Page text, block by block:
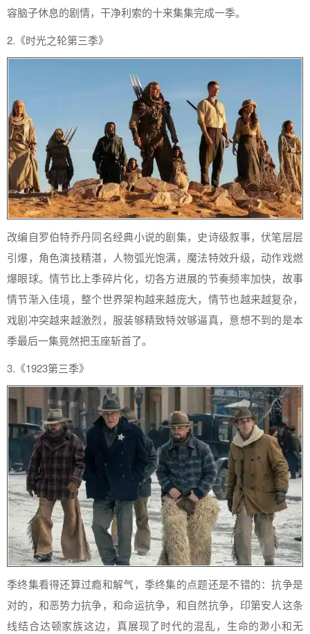
容脑子休息的剧情，干净利索的十来集集完成一季。
2.《时光之轮第三季》
改编自罗伯特乔丹同名经典小说的剧集，史诗级叙事，伏笔层层
引爆，角色演技精湛，人物弧光饱满，魔法特效升级，动作戏燃
爆眼球。情节比上季碎片化，切各方进展的节奏频率加快，故事
情节渐入佳境，整个世界架构越来越庞大，情节也越来越复杂，
戏剧冲突越来越激烈，服装够精致特效够逼真，意想不到的是本
季最后一集竟然把玉座斩首了。
3.《1923第三季》
季终集看得还算过瘾和解气，季终集的点题还是不错的：抗争是
对的，和恶势力抗争，和命运抗争，和自然抗争，印第安人这条
线结合达顿家族这边，真展现了时代的混乱，生命的渺小和无